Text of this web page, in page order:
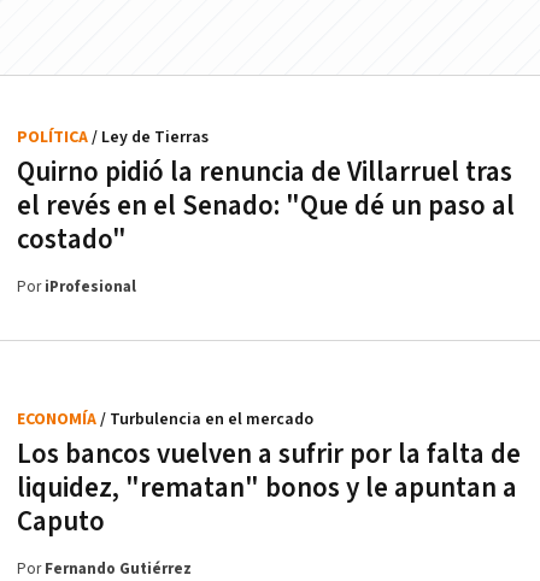
Quirno pidió la renuncia de Villarruel tras
el revés en el Senado: "Que dé un paso al
costado"
POLÍTICA/ Ley de Tierras
PoriProfesional
Los bancos vuelven a sufrir por la falta de
liquidez, "rematan" bonos y le apuntan a
Caputo
ECONOMÍA/ Turbulencia en el mercado
PorFernando Gutiérrez